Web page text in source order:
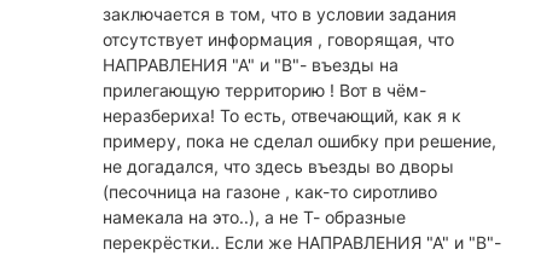
заключается в том, что в условии задания
отсутствует информация , говорящая, что
НАПРАВЛЕНИЯ "А" и "В"- въезды на
прилегающую территорию ! Вот в чём-
неразбериха! То есть, отвечающий, как я к
примеру, пока не сделал ошибку при решение,
не догадался, что здесь въезды во дворы
(песочница на газоне , как-то сиротливо
намекала на это..), а не Т- образные
перекрёстки.. Если же НАПРАВЛЕНИЯ "А" и "В"-